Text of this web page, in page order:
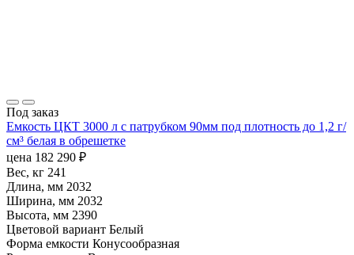
Под заказ
Емкость ЦКТ 3000 л с патрубком 90мм под плотность до 1,2 г/
см³ белая в обрешетке
цена 182 290 ₽
Вес, кг 241
Длина, мм 2032
Ширина, мм 2032
Высота, мм 2390
Цветовой вариант Белый
Форма емкости Конусообразная